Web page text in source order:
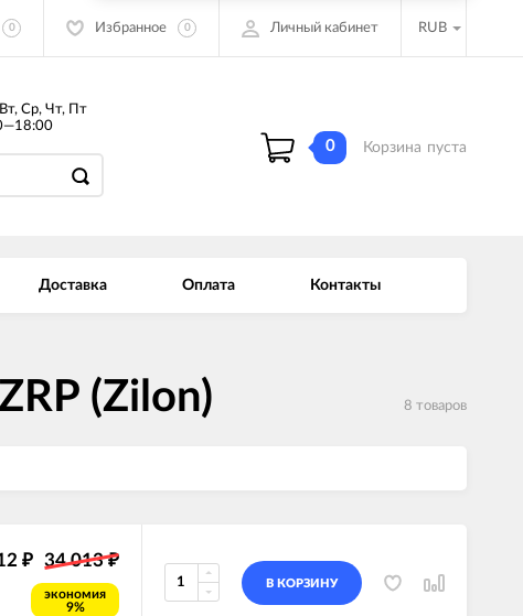
0 Избранное 0 Личный кабинет RUB
Ср, Чт, Пт
0 Корзина пуста
Доставка Оплата Контакты
(Zilon) 8 товаров
₽ 34 013₽
экономия
9%
В КОРЗИНУ